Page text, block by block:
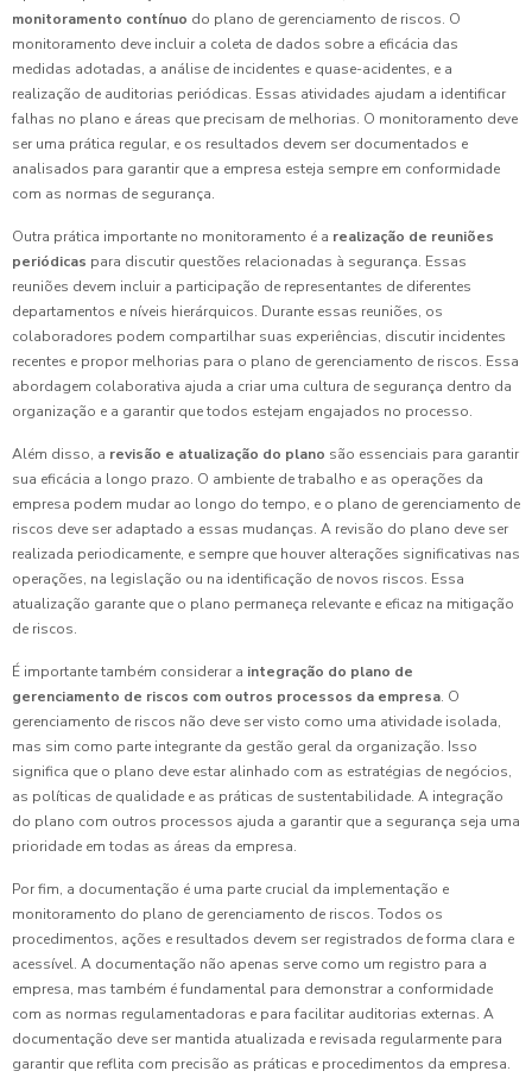
monitoramento contínuo do plano de gerenciamento de riscos. O
monitoramento deve incluir a coleta de dados sobre a eficácia das
medidas adotadas, a análise de incidentes e quase-acidentes, e a
realização de auditorias periódicas. Essas atividades ajudam a identificar
falhas no plano e áreas que precisam de melhorias. O monitoramento deve
ser uma prática regular, e os resultados devem ser documentados e
analisados para garantir que a empresa esteja sempre em conformidade
com as normas de segurança.
Outra prática importante no monitoramento é a realização de reuniões
periódicas para discutir questões relacionadas à segurança. Essas
reuniões devem incluir a participação de representantes de diferentes
departamentos e níveis hierárquicos. Durante essas reuniões, os
colaboradores podem compartilhar suas experiências, discutir incidentes
recentes e propor melhorias para o plano de gerenciamento de riscos. Essa
abordagem colaborativa ajuda a criar uma cultura de segurança dentro da
organização e a garantir que todos estejam engajados no processo.
Além disso, a revisão e atualização do plano são essenciais para garantir
sua eficácia a longo prazo. O ambiente de trabalho e as operações da
empresa podem mudar ao longo do tempo, e o plano de gerenciamento de
riscos deve ser adaptado a essas mudanças. A revisão do plano deve ser
realizada periodicamente, e sempre que houver alterações significativas nas
operações, na legislação ou na identificação de novos riscos. Essa
atualização garante que o plano permaneça relevante e eficaz na mitigação
de riscos.
É importante também considerar a integração do plano de
gerenciamento de riscos com outros processos da empresa. O
gerenciamento de riscos não deve ser visto como uma atividade isolada,
mas sim como parte integrante da gestão geral da organização. Isso
significa que o plano deve estar alinhado com as estratégias de negócios,
as políticas de qualidade e as práticas de sustentabilidade. A integração
do plano com outros processos ajuda a garantir que a segurança seja uma
prioridade em todas as áreas da empresa.
Por fim, a documentação é uma parte crucial da implementação e
monitoramento do plano de gerenciamento de riscos. Todos os
procedimentos, ações e resultados devem ser registrados de forma clara e
acessível. A documentação não apenas serve como um registro para a
empresa, mas também é fundamental para demonstrar a conformidade
com as normas regulamentadoras e para facilitar auditorias externas. A
documentação deve ser mantida atualizada e revisada regularmente para
garantir que reflita com precisão as práticas e procedimentos da empresa.